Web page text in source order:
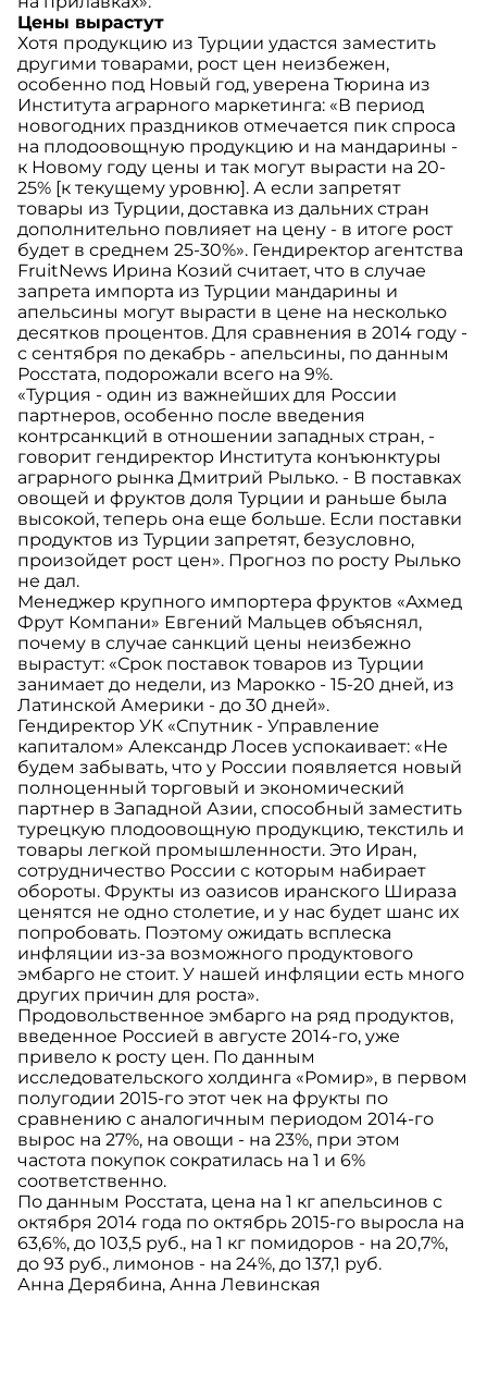
Цены вырастут
Хотя продукцию из Турции удастся заместить
другими товарами, рост цен неизбежен,
особенно под Новый год, уверена Тюрина из
Института аграрного маркетинга: «В период
новогодних праздников отмечается пик спроса
на плодоовощную продукцию и на мандарины -
к Новому году цены и так могут вырасти на 20-
25% [к текущему уровню]. А если запретят
товары из Турции, доставка из дальних стран
дополнительно повлияет на цену - в итоге рост
будет в среднем 25-30%». Гендиректор агентства
FruitNews Ирина Козий считает, что в случае
запрета импорта из Турции мандарины и
апельсины могут вырасти в цене на несколько
десятков процентов. Для сравнения в 2014 году -
с сентября по декабрь - апельсины, по данным
Росстата, подорожали всего на 9%.
«Турция - один из важнейших для России
партнеров, особенно после введения
контрсанкций в отношении западных стран, -
говорит гендиректор Института конъюнктуры
аграрного рынка Дмитрий Рылько. - В поставках
овощей и фруктов доля Турции и раньше была
высокой, теперь она еще больше. Если поставки
продуктов из Турции запретят, безусловно,
произойдет рост цен». Прогноз по росту Рылько
не дал.
Менеджер крупного импортера фруктов «Ахмед
Фрут Компани» Евгений Мальцев объяснял,
почему в случае санкций цены неизбежно
вырастут: «Срок поставок товаров из Турции
занимает до недели, из Марокко - 15-20 дней, из
Латинской Америки - до 30 дней».
Гендиректор УК «Спутник - Управление
капиталом» Александр Лосев успокаивает: «Не
будем забывать, что у России появляется новый
полноценный торговый и экономический
партнер в Западной Азии, способный заместить
турецкую плодоовощную продукцию, текстиль и
товары легкой промышленности. Это Иран,
сотрудничество России с которым набирает
обороты. Фрукты из оазисов иранского Шираза
ценятся не одно столетие, и у нас будет шанс их
попробовать. Поэтому ожидать всплеска
инфляции из-за возможного продуктового
эмбарго не стоит. У нашей инфляции есть много
других причин для роста».
Продовольственное эмбарго на ряд продуктов,
введенное Россией в августе 2014-го, уже
привело к росту цен. По данным
исследовательского холдинга «Ромир», в первом
полугодии 2015-го этот чек на фрукты по
сравнению с аналогичным периодом 2014-го
вырос на 27%, на овощи - на 23%, при этом
частота покупок сократилась на 1 и 6%
соответственно.
По данным Росстата, цена на 1 кг апельсинов с
октября 2014 года по октябрь 2015-го выросла на
63,6%, до 103,5 руб., на 1 кг помидоров - на 20,7%,
до 93 руб., лимонов - на 24%, до 137,1 руб.
Анна Дерябина, Анна Левинская